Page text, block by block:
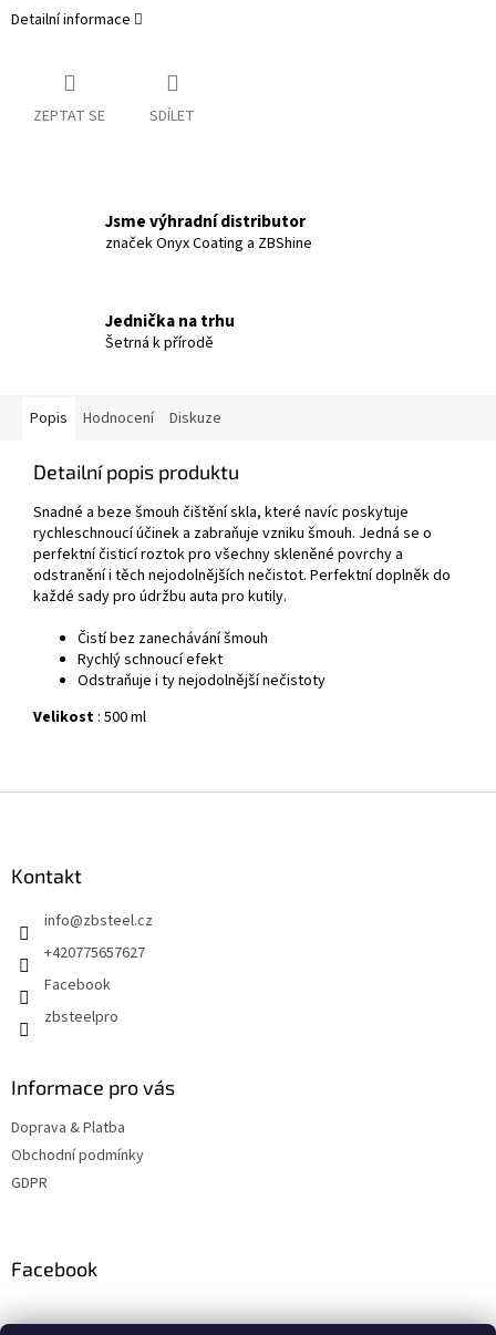
Detailní informace
ZEPTAT SE SDÍLET
Jsme výhradní distributor
značek Onyx Coating a ZBShine
Jednička na trhu
Šetrná k přírodě
Popis Hodnocení Diskuze
Detailní popis produktu
Snadné a beze šmouh čištění skla, které navíc poskytuje
rychleschnoucí účinek a zabraňuje vzniku šmouh. Jedná se o
perfektní čisticí roztok pro všechny skleněné povrchy a
odstranění i těch nejodolnějších nečistot. Perfektní doplněk do
každé sady pro údržbu auta pro kutily.
Čistí bez zanechávání šmouh
Rychlý schnoucí efekt
Odstraňuje i ty nejodolnější nečistoty
Velikost : 500 ml
Kontakt
info@zbsteel.cz
+420775657627
Facebook
zbsteelpro
Informace pro vás
Doprava & Platba
Obchodní podmínky
GDPR
Facebook